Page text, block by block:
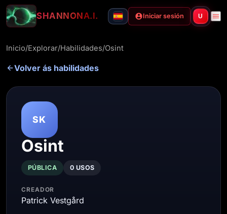
SHANNONA.I. Iniciar sesión U
Inicio/Explorar/Habilidades/Osint
Volver ás habilidades
SK
Osint
PÚBLICA 0 USOS
CREADOR
Patrick Vestgård